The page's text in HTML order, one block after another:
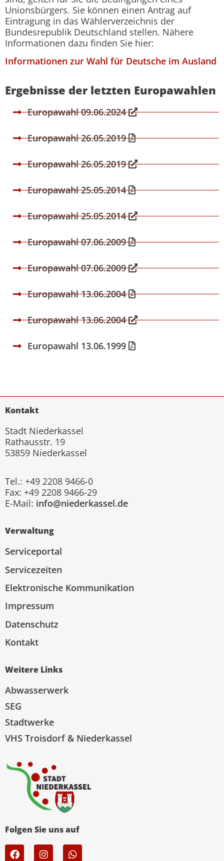
Unionsbürgers. Sie können einen Antrag auf
Eintragung in das Wählerverzeichnis der
Bundesrepublik Deutschland stellen. Nähere
Informationen dazu finden Sie hier:
Informationen zur Wahl für Deutsche im Ausland
Ergebnisse der letzten Europawahlen
Europawahl 09.06.2024
Europawahl 26.05.2019
Europawahl 26.05.2019
Europawahl 25.05.2014
Europawahl 25.05.2014
Europawahl 07.06.2009
Europawahl 07.06.2009
Europawahl 13.06.2004
Europawahl 13.06.2004
Europawahl 13.06.1999
Kontakt
Stadt Niederkassel
Rathausstr. 19
53859 Niederkassel
Tel.: +49 2208 9466-0
Fax: +49 2208 9466-29
E-Mail: info@niederkassel.de
Verwaltung
Serviceportal
Servicezeiten
Elektronische Kommunikation
Impressum
Datenschutz
Kontakt
Weitere Links
Abwasserwerk
SEG
Stadtwerke
VHS Troisdorf & Niederkassel
Folgen Sie uns auf